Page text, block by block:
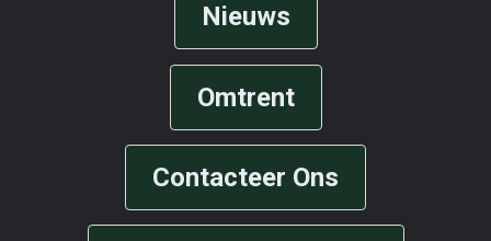
Nieuws
Omtrent
Contacteer Ons